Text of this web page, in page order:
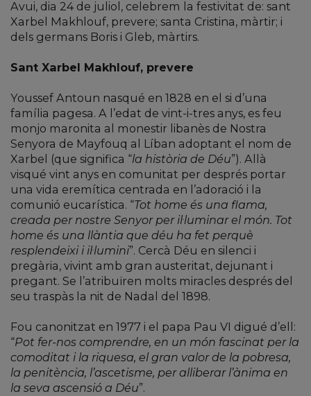
Avui, dia 24 de juliol, celebrem la festivitat de: sant
Xarbel Makhlouf, prevere; santa Cristina, màrtir; i
dels germans Boris i Gleb, màrtirs.
Sant Xarbel Makhlouf, prevere
Youssef Antoun nasqué en 1828 en el si d’una
família pagesa. A l’edat de vint-i-tres anys, es feu
monjo maronita al monestir libanès de Nostra
Senyora de Mayfouq al Líban adoptant el nom de
Xarbel (que significa “la història de Déu”). Allà
visqué vint anys en comunitat per després portar
una vida eremítica centrada en l’adoració i la
comunió eucarística. “Tot home és una flama,
creada per nostre Senyor per il·luminar el món. Tot
home és una llàntia que déu ha fet perquè
resplendeixi i il·lumini”. Cercà Déu en silenci i
pregària, vivint amb gran austeritat, dejunant i
pregant. Se l’atribuïren molts miracles després del
seu traspàs la nit de Nadal del 1898.
Fou canonitzat en 1977 i el papa Pau VI digué d’ell:
“Pot fer-nos comprendre, en un món fascinat per la
comoditat i la riquesa, el gran valor de la pobresa,
la penitència, l’ascetisme, per alliberar l’ànima en
la seva ascensió a Déu”.